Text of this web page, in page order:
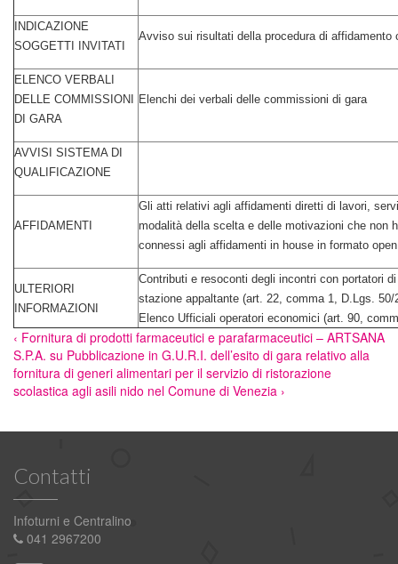
INDICAZIONE
SOGGETTI INVITATI
Avviso sui risultati della procedura di
ELENCO VERBALI
DELLE COMMISSIONI
DI GARA
Elenchi dei verbali delle commissioni di gara
AVVISI SISTEMA DI
QUALIFICAZIONE
AFFIDAMENTI
Gli atti relativi agli affidamenti diretti di lavori,
modalità della scelta e delle motivazioni che non
connessi agli affidamenti in house in formato
ULTERIORI
INFORMAZIONI
Contributi e resoconti degli incontri con portatori
stazione appaltante (art. 22, comma 1, D.Lgs.
Elenco Ufficiali operatori economici (art. 90,
‹ Fornitura di prodotti farmaceutici e parafarmaceutici – ARTSANA
S.P.A. su Pubblicazione in G.U.R.I. dell’esito di gara relativo alla
fornitura di generi alimentari per il servizio di ristorazione
scolastica agli asili nido nel Comune di Venezia ›
Contatti
Infoturni e Centralino
041 2967200